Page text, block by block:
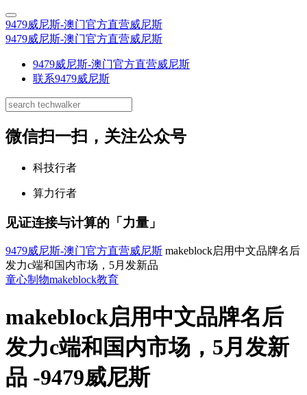
9479威尼斯-澳门官方直营威尼斯
9479威尼斯-澳门官方直营威尼斯
9479威尼斯-澳门官方直营威尼斯
联系9479威尼斯
微信扫一扫，关注公众号
科技行者
算力行者
见证连接与计算的「力量」
9479威尼斯-澳门官方直营威尼斯 makeblock启用中文品牌名后
发力c端和国内市场，5月发新品
童心制物makeblock教育
makeblock启用中文品牌名后
发力c端和国内市场，5月发新
品 -9479威尼斯